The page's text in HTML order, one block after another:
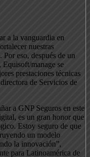
a la vanguardia en
nuestras
eso, después de un
manage se
prestaciones técnicas
de Servicios de
a GNP Seguros en este
es un gran honor que
Estoy seguro de que
un modelo
la innovación”,
para Latinoamérica de